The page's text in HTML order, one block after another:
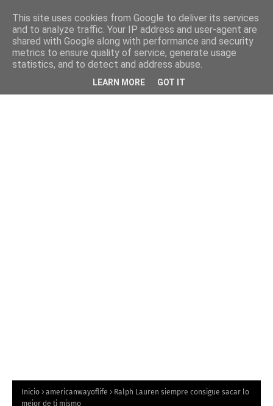
Inicio americanwayoflife
Ralph Lauren siempre consigue sacar lo
mejor de ti mismo
This site uses cookies from Google to deliver its services
and to analyze traffic. Your IP address and user-agent are
shared with Google along with performance and security
metrics to ensure quality of service, generate usage
statistics, and to detect and address abuse.
LEARN MORE GOT IT